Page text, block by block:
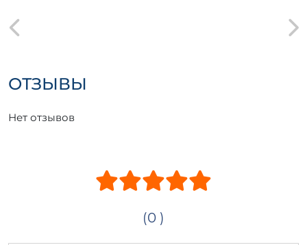
ОТЗЫВЫ
Нет отзывов
(0 )